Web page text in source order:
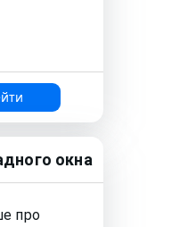
окна
про